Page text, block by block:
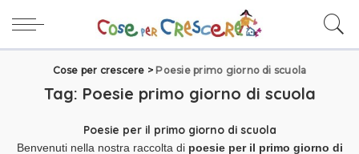
Cose per crescere > Poesie primo giorno di scuola
Tag: Poesie primo giorno di scuola
Poesie per il primo giorno di scuola
Benvenuti nella nostra raccolta di poesie per il primo giorno di